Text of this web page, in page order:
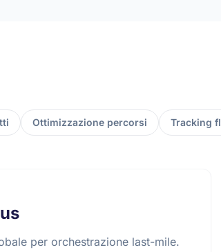
Ottimizzazione percorsi Tracking
per orchestrazione last-mile.